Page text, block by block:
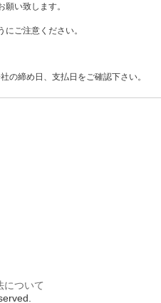
い致します。
ご注意ください。
の締め日、支払日をご確認下さい。
について